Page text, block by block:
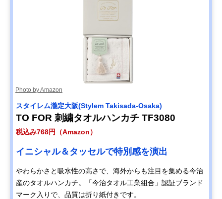
Photo by Amazon
スタイレム瀧定大阪(Stylem Takisada-Osaka)
TO FOR 刺繍タオルハンカチ TF3080
税込み768円（Amazon）
イニシャル＆タッセルで特別感を演出
やわらかさと吸水性の高さで、海外からも注目を集める今治
産のタオルハンカチ。「今治タオル工業組合」認証ブランド
マーク入りで、品質は折り紙付きです。